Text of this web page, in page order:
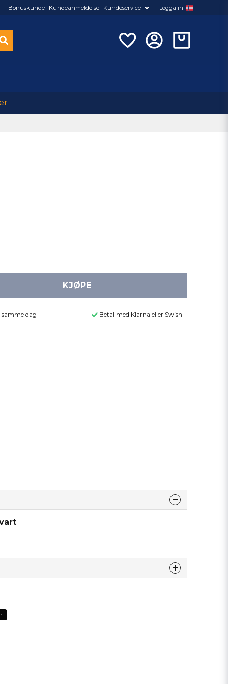
Bonuskunde Kundeanmeldelse Kundeservice Logga in
KJØPE
samme dag Betal med Klarna eller Swish
produktet...